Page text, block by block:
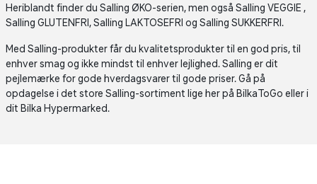
Heriblandt finder du Salling ØKO-serien, men også Salling VEGGIE ,
Salling GLUTENFRI, Salling LAKTOSEFRI og Salling SUKKERFRI.
Med Salling-produkter får du kvalitetsprodukter til en god pris, til
enhver smag og ikke mindst til enhver lejlighed. Salling er dit
pejlemærke for gode hverdagsvarer til gode priser. Gå på
opdagelse i det store Salling-sortiment lige her på BilkaToGo eller i
dit Bilka Hypermarked.